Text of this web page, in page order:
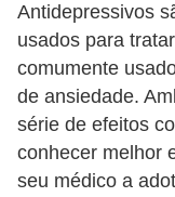
Antidepressivos
usados para
comumente
de ansiedade.
série de efeitos
conhecer melhor
seu médico a
d
e
í
s
i